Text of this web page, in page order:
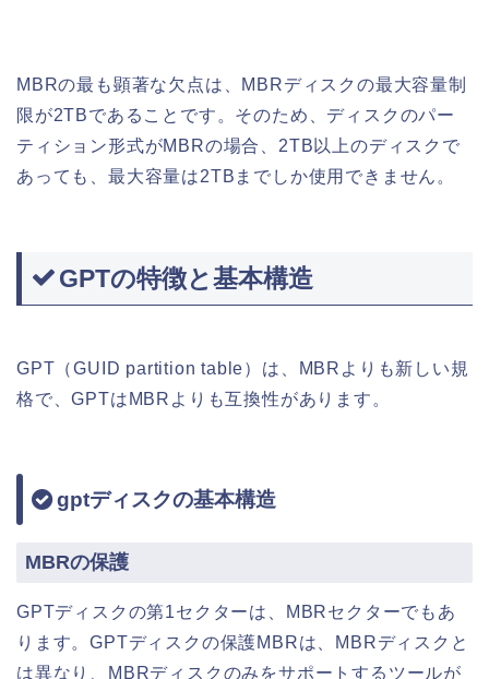
MBRの最も顕著な欠点は、MBRディスクの最大容量制
限が2TBであることです。そのため、ディスクのパー
ティション形式がMBRの場合、2TB以上のディスクで
あっても、最大容量は2TBまでしか使用できません。
GPTの特徴と基本構造
GPT（GUID partition table）は、MBRよりも新しい規
格で、GPTはMBRよりも互換性があります。
gptディスクの基本構造
MBRの保護
GPTディスクの第1セクターは、MBRセクターでもあ
ります。GPTディスクの保護MBRは、MBRディスクと
は異なり、MBRディスクのみをサポートするツールが